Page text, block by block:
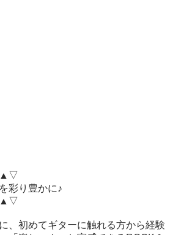
彩り豊かに♪
、初めてギターに触れる方から経験